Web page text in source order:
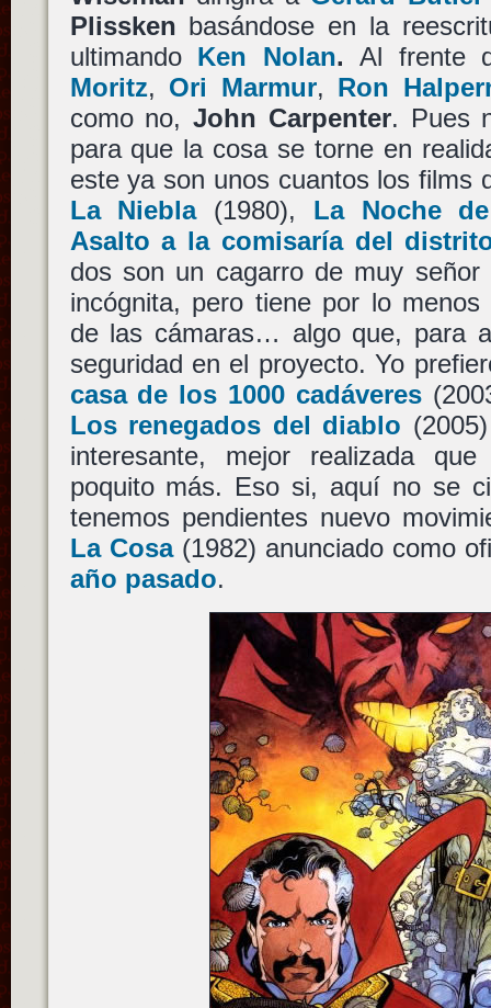
Plissken basándose en la
ultimando Ken Nolan. Al frente
Moritz, Ori Marmur, Ron
como no,John Carpenter. Pues
para que la cosa se torne en
este ya son unos cuantos los films
La Niebla(1980), La Noche
Asalto a la comisaría del
dos son un cagarro de muy
incógnita, pero tiene por lo
de las cámaras… algo que, para
seguridad en el proyecto. Yo
casa de los 1000 cadáveres
Los renegados del diablo
interesante, mejor realizada
poquito más. Eso si, aquí no se
tenemos pendientes nuevo
La Cosa(1982) anunciado como
año pasado.